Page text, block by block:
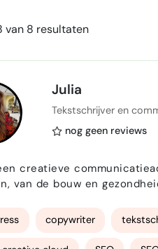
van 8 resultaten
Julia
Tekstschrijver en
nog geen reviews
creatieve
van de bouw en
van pakkende
copywriter